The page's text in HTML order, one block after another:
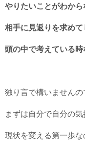
やりたいことがわから
相手に見返りを求めて
頭の中で考えている時
独り言で構いませんの
まずは自分で自分の気
現状を変える第一歩な